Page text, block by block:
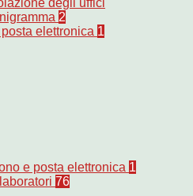
degli uffici
2
elettronica 1
e posta elettronica 1
76